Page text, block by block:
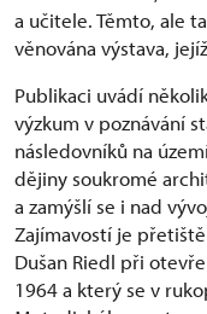
a učitele. Těmto, ale
věnována výstava,
Publikaci uvádí
výzkum v poznávání
následovníků na
dějiny soukromé
a zamýšlí se i nad
Zajímavostí je
Dušan Riedl při
1964 a který se v